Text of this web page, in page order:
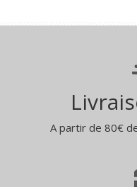
A partir de 80€